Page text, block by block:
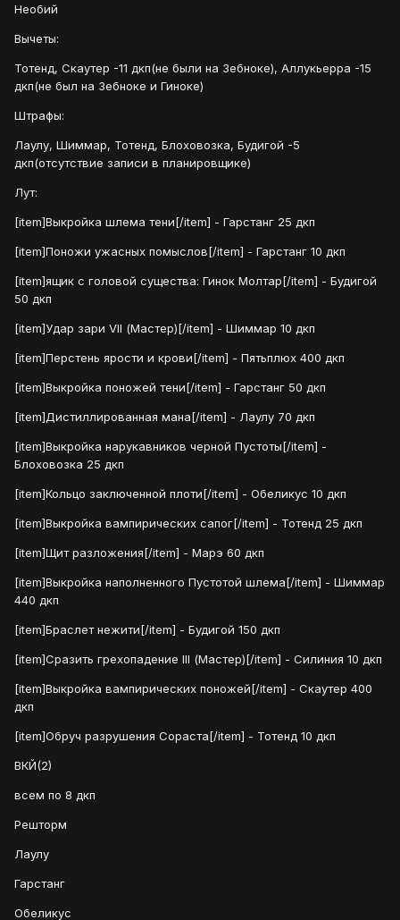
Необий
Вычеты:
Тотенд, Скаутер -11 дкп(не были на Зебноке), Аллукьерра -15
дкп(не был на Зебноке и Гиноке)
Штрафы:
Лаулу, Шиммар, Тотенд, Блоховозка, Будигой -5
дкп(отсутствие записи в планировщике)
Лут:
[item]Выкройка шлема тени[/item] - Гарстанг 25 дкп
[item]Поножи ужасных помыслов[/item] - Гарстанг 10 дкп
[item]ящик с головой существа: Гинок Молтар[/item] - Будигой
50 дкп
[item]Удар зари VII (Мастер)[/item] - Шиммар 10 дкп
[item]Перстень ярости и крови[/item] - Пятьплюх 400 дкп
[item]Выкройка поножей тени[/item] - Гарстанг 50 дкп
[item]Дистиллированная мана[/item] - Лаулу 70 дкп
[item]Выкройка нарукавников черной Пустоты[/item] -
Блоховозка 25 дкп
[item]Кольцо заключенной плоти[/item] - Обеликус 10 дкп
[item]Выкройка вампирических сапог[/item] - Тотенд 25 дкп
[item]Щит разложения[/item] - Марэ 60 дкп
[item]Выкройка наполненного Пустотой шлема[/item] - Шиммар
440 дкп
[item]Браслет нежити[/item] - Будигой 150 дкп
[item]Сразить грехопадение III (Мастер)[/item] - Силиния 10 дкп
[item]Выкройка вампирических поножей[/item] - Скаутер 400
дкп
[item]Обруч разрушения Сораста[/item] - Тотенд 10 дкп
ВКЙ(2)
всем по 8 дкп
Решторм
Лаулу
Гарстанг
Обеликус